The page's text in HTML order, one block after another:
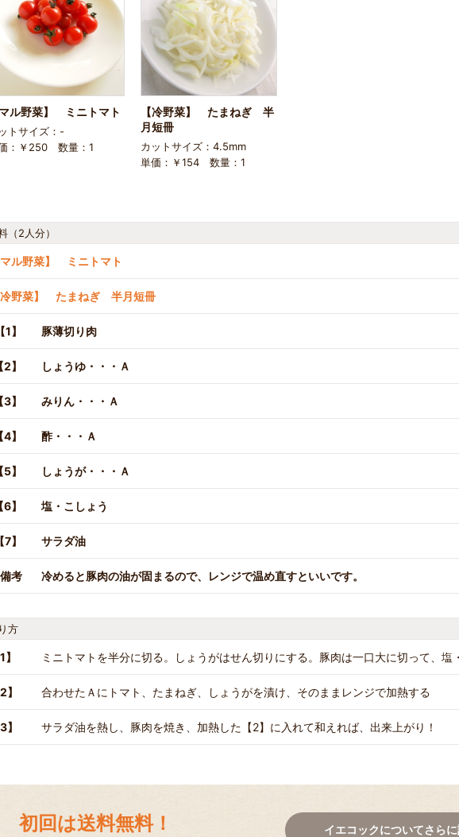
マル野菜】 ミニトマト
トサイズ：-
：￥250 数量：1
【冷野菜】 たまねぎ 半
月短冊
カットサイズ：4.5mm
単価：￥154 数量：1
（2人分）
マル野菜】 ミニトマト
冷野菜】 たまねぎ 半月短冊
【1】 豚薄切り肉
【2】 しょうゆ・・・Ａ
【3】 みりん・・・Ａ
【4】 酢・・・Ａ
【5】 しょうが・・・Ａ
【6】 塩・こしょう
【7】 サラダ油
備考 冷めると豚肉の油が固まるので、レンジで温め直すといいです。
方
】 ミニトマトを半分に切る。しょうがはせん切りにする。豚肉は一口大に切って、塩
】 合わせたＡにトマト、たまねぎ、しょうがを漬け、そのままレンジで加熱する
】 サラダ油を熱し、豚肉を焼き、加熱した【2】に入れて和えれば、出来上がり！
初回は送料無料！
イエコックについてさら